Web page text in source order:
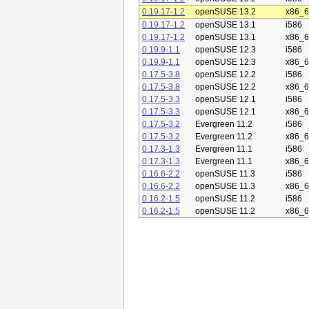
0.19.17-1.2
openSUSE 13.2
0.19.17-1.2
openSUSE 13.1
i586
0.19.17-1.2
openSUSE 13.1
0.19.9-1.1
openSUSE 12.3
i586
0.19.9-1.1
openSUSE 12.3
0.17.5-3.8
openSUSE 12.2
i586
0.17.5-3.8
openSUSE 12.2
0.17.5-3.3
openSUSE 12.1
i586
0.17.5-3.3
openSUSE 12.1
0.17.5-3.2
Evergreen 11.2
i586
0.17.5-3.2
Evergreen 11.2
0.17.3-1.3
Evergreen 11.1
i586
0.17.3-1.3
Evergreen 11.1
0.16.6-2.2
openSUSE 11.3
i586
0.16.6-2.2
openSUSE 11.3
0.16.2-1.5
openSUSE 11.2
i586
0.16.2-1.5
openSUSE 11.2